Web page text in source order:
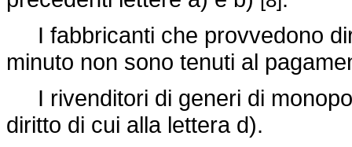
I fabbricanti che provvedono
minuto non sono tenuti al
I rivenditori di generi di
diritto di cui alla lettera d).